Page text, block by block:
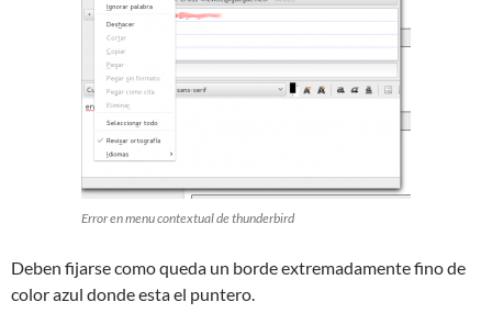
Error en menu contextual de thunderbird
Deben fijarse como queda un borde extremadamente fino de
color azul donde esta el puntero.